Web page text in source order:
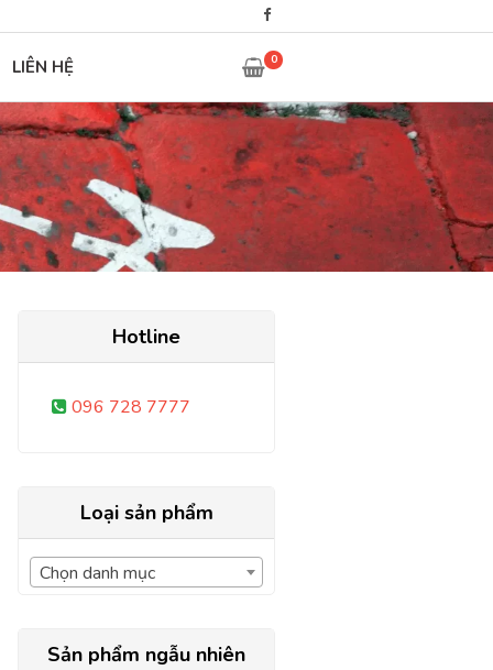
LIÊN HỆ 0
Hotline
096 728 7777
Loại sản phẩm
Chọn danh mục
Sản phẩm ngẫu nhiên